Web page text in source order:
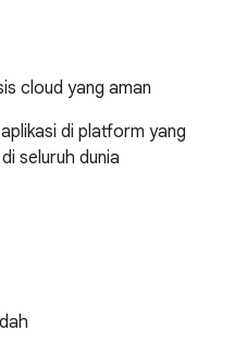
cloud yang aman
di platform yang
seluruh dunia